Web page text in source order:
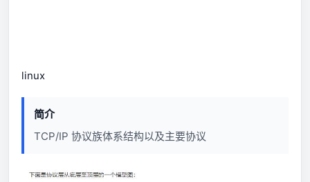
linux
简介
TCP/IP 协议族体系结构以及主要协议